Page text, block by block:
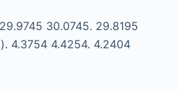
30.0745. 29.8195
4.3754 4.4254. 4.2404